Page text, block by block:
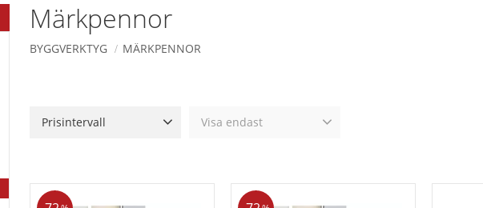
Märkpennor
BYGGVERKTYG MÄRKPENNOR
Prisintervall Visa endast